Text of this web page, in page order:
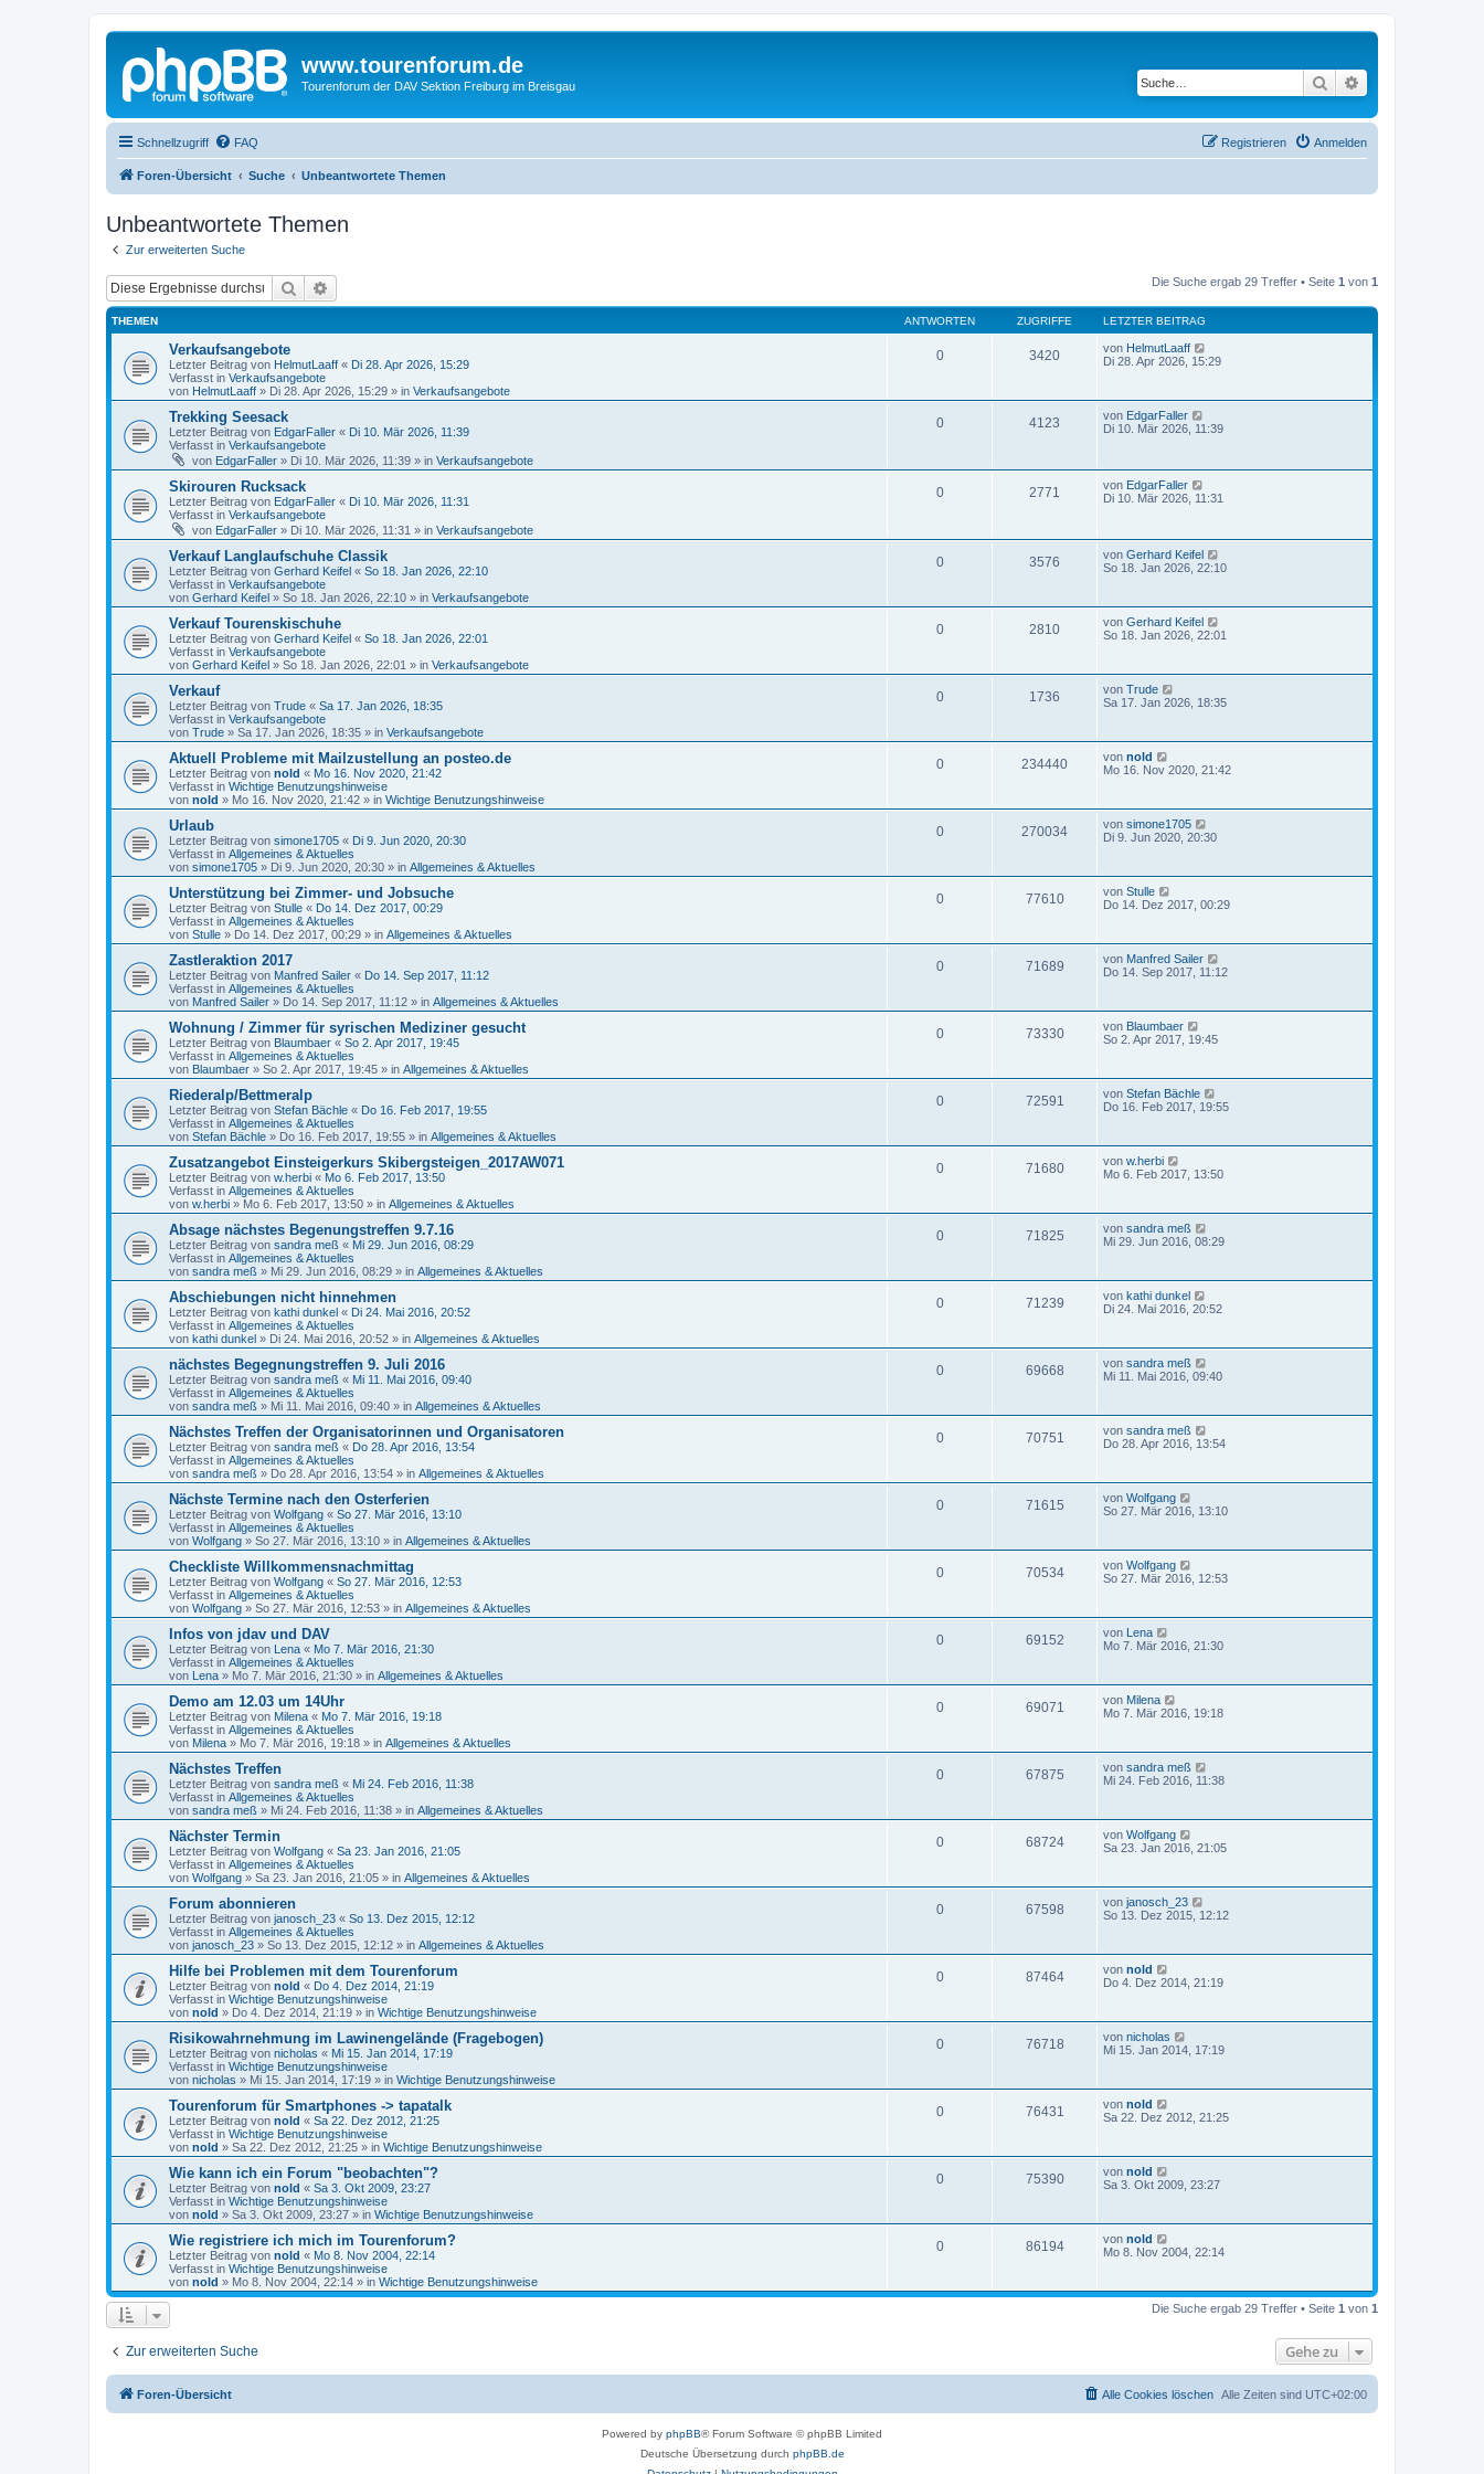
www.tourenforum.de
Tourenforum der DAV Sektion Freiburg im Breisgau Suche
Schnellzugriff FAQ Anmelden
Registrieren
Foren-Übersicht Suche Unbeantwortete Themen
Unbeantwortete Themen
Zur erweiterten Suche
Suche Die Suche ergab 29 Treffer • Seite 1 von 1
THEMEN ANTWORTEN ZUGRIFFE LETZTER BEITRAG
Verkaufsangebote
Letzter Beitrag von HelmutLaaff « Di 28. Apr 2026, 15:29
Verfasst in Verkaufsangebote
von HelmutLaaff » Di 28. Apr 2026, 15:29 » in Verkaufsangebote
0 3420 von HelmutLaaff
Di 28. Apr 2026, 15:29
Trekking Seesack
Letzter Beitrag von EdgarFaller « Di 10. Mär 2026, 11:39
Verfasst in Verkaufsangebote
von EdgarFaller » Di 10. Mär 2026, 11:39 » in Verkaufsangebote
0 4123 von EdgarFaller
Di 10. Mär 2026, 11:39
Skirouren Rucksack
Letzter Beitrag von EdgarFaller « Di 10. Mär 2026, 11:31
Verfasst in Verkaufsangebote
von EdgarFaller » Di 10. Mär 2026, 11:31 » in Verkaufsangebote
0 2771 von EdgarFaller
Di 10. Mär 2026, 11:31
Verkauf Langlaufschuhe Classik
Letzter Beitrag von Gerhard Keifel « So 18. Jan 2026, 22:10
Verfasst in Verkaufsangebote
von Gerhard Keifel » So 18. Jan 2026, 22:10 » in Verkaufsangebote
0 3576 von Gerhard Keifel
So 18. Jan 2026, 22:10
Verkauf Tourenskischuhe
Letzter Beitrag von Gerhard Keifel « So 18. Jan 2026, 22:01
Verfasst in Verkaufsangebote
von Gerhard Keifel » So 18. Jan 2026, 22:01 » in Verkaufsangebote
0 2810 von Gerhard Keifel
So 18. Jan 2026, 22:01
Verkauf
Letzter Beitrag von Trude « Sa 17. Jan 2026, 18:35
Verfasst in Verkaufsangebote
von Trude » Sa 17. Jan 2026, 18:35 » in Verkaufsangebote
0 1736 von Trude
Sa 17. Jan 2026, 18:35
Aktuell Probleme mit Mailzustellung an posteo.de
Letzter Beitrag von nold « Mo 16. Nov 2020, 21:42
Verfasst in Wichtige Benutzungshinweise
von nold » Mo 16. Nov 2020, 21:42 » in Wichtige Benutzungshinweise
0 234440 von nold
Mo 16. Nov 2020, 21:42
Urlaub
Letzter Beitrag von simone1705 « Di 9. Jun 2020, 20:30
Verfasst in Allgemeines & Aktuelles
von simone1705 » Di 9. Jun 2020, 20:30 » in Allgemeines & Aktuelles
0 270034 von simone1705
Di 9. Jun 2020, 20:30
Unterstützung bei Zimmer- und Jobsuche
Letzter Beitrag von Stulle « Do 14. Dez 2017, 00:29
Verfasst in Allgemeines & Aktuelles
von Stulle » Do 14. Dez 2017, 00:29 » in Allgemeines & Aktuelles
0 77610 von Stulle
Do 14. Dez 2017, 00:29
Zastleraktion 2017
Letzter Beitrag von Manfred Sailer « Do 14. Sep 2017, 11:12
Verfasst in Allgemeines & Aktuelles
von Manfred Sailer » Do 14. Sep 2017, 11:12 » in Allgemeines & Aktuelles
0 71689 von Manfred Sailer
Do 14. Sep 2017, 11:12
Wohnung / Zimmer für syrischen Mediziner gesucht
Letzter Beitrag von Blaumbaer « So 2. Apr 2017, 19:45
Verfasst in Allgemeines & Aktuelles
von Blaumbaer » So 2. Apr 2017, 19:45 » in Allgemeines & Aktuelles
0 73330 von Blaumbaer
So 2. Apr 2017, 19:45
Riederalp/Bettmeralp
Letzter Beitrag von Stefan Bächle « Do 16. Feb 2017, 19:55
Verfasst in Allgemeines & Aktuelles
von Stefan Bächle » Do 16. Feb 2017, 19:55 » in Allgemeines & Aktuelles
0 72591 von Stefan Bächle
Do 16. Feb 2017, 19:55
Zusatzangebot Einsteigerkurs Skibergsteigen_2017AW071
Letzter Beitrag von w.herbi « Mo 6. Feb 2017, 13:50
Verfasst in Allgemeines & Aktuelles
von w.herbi » Mo 6. Feb 2017, 13:50 » in Allgemeines & Aktuelles
0 71680 von w.herbi
Mo 6. Feb 2017, 13:50
Absage nächstes Begenungstreffen 9.7.16
Letzter Beitrag von sandra meß « Mi 29. Jun 2016, 08:29
Verfasst in Allgemeines & Aktuelles
von sandra meß » Mi 29. Jun 2016, 08:29 » in Allgemeines & Aktuelles
0 71825 von sandra meß
Mi 29. Jun 2016, 08:29
Abschiebungen nicht hinnehmen
Letzter Beitrag von kathi dunkel « Di 24. Mai 2016, 20:52
Verfasst in Allgemeines & Aktuelles
von kathi dunkel » Di 24. Mai 2016, 20:52 » in Allgemeines & Aktuelles
0 71239 von kathi dunkel
Di 24. Mai 2016, 20:52
nächstes Begegnungstreffen 9. Juli 2016
Letzter Beitrag von sandra meß « Mi 11. Mai 2016, 09:40
Verfasst in Allgemeines & Aktuelles
von sandra meß » Mi 11. Mai 2016, 09:40 » in Allgemeines & Aktuelles
0 69668 von sandra meß
Mi 11. Mai 2016, 09:40
Nächstes Treffen der Organisatorinnen und Organisatoren
Letzter Beitrag von sandra meß « Do 28. Apr 2016, 13:54
Verfasst in Allgemeines & Aktuelles
von sandra meß » Do 28. Apr 2016, 13:54 » in Allgemeines & Aktuelles
0 70751 von sandra meß
Do 28. Apr 2016, 13:54
Nächste Termine nach den Osterferien
Letzter Beitrag von Wolfgang « So 27. Mär 2016, 13:10
Verfasst in Allgemeines & Aktuelles
von Wolfgang » So 27. Mär 2016, 13:10 » in Allgemeines & Aktuelles
0 71615 von Wolfgang
So 27. Mär 2016, 13:10
Checkliste Willkommensnachmittag
Letzter Beitrag von Wolfgang « So 27. Mär 2016, 12:53
Verfasst in Allgemeines & Aktuelles
von Wolfgang » So 27. Mär 2016, 12:53 » in Allgemeines & Aktuelles
0 70534 von Wolfgang
So 27. Mär 2016, 12:53
Infos von jdav und DAV
Letzter Beitrag von Lena « Mo 7. Mär 2016, 21:30
Verfasst in Allgemeines & Aktuelles
von Lena » Mo 7. Mär 2016, 21:30 » in Allgemeines & Aktuelles
0 69152 von Lena
Mo 7. Mär 2016, 21:30
Demo am 12.03 um 14Uhr
Letzter Beitrag von Milena « Mo 7. Mär 2016, 19:18
Verfasst in Allgemeines & Aktuelles
von Milena » Mo 7. Mär 2016, 19:18 » in Allgemeines & Aktuelles
0 69071 von Milena
Mo 7. Mär 2016, 19:18
Nächstes Treffen
Letzter Beitrag von sandra meß « Mi 24. Feb 2016, 11:38
Verfasst in Allgemeines & Aktuelles
von sandra meß » Mi 24. Feb 2016, 11:38 » in Allgemeines & Aktuelles
0 67875 von sandra meß
Mi 24. Feb 2016, 11:38
Nächster Termin
Letzter Beitrag von Wolfgang « Sa 23. Jan 2016, 21:05
Verfasst in Allgemeines & Aktuelles
von Wolfgang » Sa 23. Jan 2016, 21:05 » in Allgemeines & Aktuelles
0 68724 von Wolfgang
Sa 23. Jan 2016, 21:05
Forum abonnieren
Letzter Beitrag von janosch_23 « So 13. Dez 2015, 12:12
Verfasst in Allgemeines & Aktuelles
von janosch_23 » So 13. Dez 2015, 12:12 » in Allgemeines & Aktuelles
0 67598 von janosch_23
So 13. Dez 2015, 12:12
Hilfe bei Problemen mit dem Tourenforum
Letzter Beitrag von nold « Do 4. Dez 2014, 21:19
Verfasst in Wichtige Benutzungshinweise
von nold » Do 4. Dez 2014, 21:19 » in Wichtige Benutzungshinweise
0 87464 von nold
Do 4. Dez 2014, 21:19
Risikowahrnehmung im Lawinengelände (Fragebogen)
Letzter Beitrag von nicholas « Mi 15. Jan 2014, 17:19
Verfasst in Wichtige Benutzungshinweise
von nicholas » Mi 15. Jan 2014, 17:19 » in Wichtige Benutzungshinweise
0 76718 von nicholas
Mi 15. Jan 2014, 17:19
Tourenforum für Smartphones -> tapatalk
Letzter Beitrag von nold « Sa 22. Dez 2012, 21:25
Verfasst in Wichtige Benutzungshinweise
von nold » Sa 22. Dez 2012, 21:25 » in Wichtige Benutzungshinweise
0 76431 von nold
Sa 22. Dez 2012, 21:25
Wie kann ich ein Forum "beobachten"?
Letzter Beitrag von nold « Sa 3. Okt 2009, 23:27
Verfasst in Wichtige Benutzungshinweise
von nold » Sa 3. Okt 2009, 23:27 » in Wichtige Benutzungshinweise
0 75390 von nold
Sa 3. Okt 2009, 23:27
Wie registriere ich mich im Tourenforum?
Letzter Beitrag von nold « Mo 8. Nov 2004, 22:14
Verfasst in Wichtige Benutzungshinweise
von nold » Mo 8. Nov 2004, 22:14 » in Wichtige Benutzungshinweise
0 86194 von nold
Mo 8. Nov 2004, 22:14
Die Suche ergab 29 Treffer • Seite 1 von 1
Zur erweiterten Suche Gehe zu
Foren-Übersicht Alle Zeiten sind UTC+02:00
Alle Cookies löschen
Powered by phpBB® Forum Software © phpBB Limited
Deutsche Übersetzung durch phpBB.de